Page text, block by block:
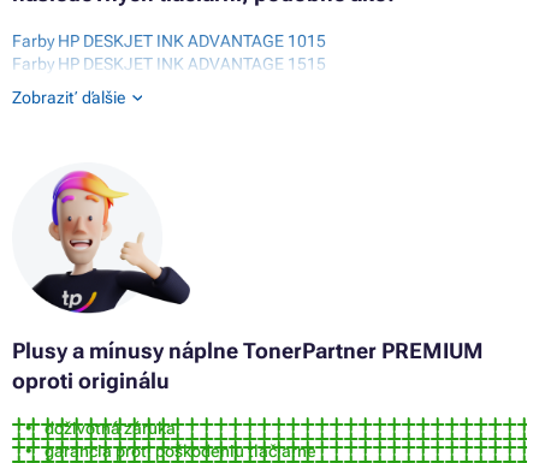
Farby HP DESKJET INK ADVANTAGE 1015
Farby HP DESKJET INK ADVANTAGE 1515
Farby HP DESKJET INK ADVANTAGE 2515
Farby HP DESKJET INK ADVANTAGE 2516
Farby HP DESKJET INK ADVANTAGE 2645
Farby HP DESKJET INK ADVANTAGE 3515
Farby HP DESKJET INK ADVANTAGE 3545
Farby HP DESKJET INK ADVANTAGE 4515
Farby HP DESKJET INK ADVANTAGE 4645
Zobraziť ďalšie
Plusy a mínusy náplne TonerPartner PREMIUM
oproti originálu
doživotná záruka
garancia proti poškodeniu tlačiarne